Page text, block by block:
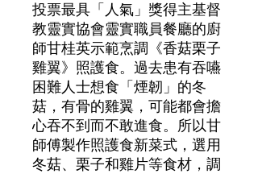
投票最具「人氣」獎得主基督
教靈實協會靈實職員餐廳的廚
師甘桂英示範烹調《香菇栗子
雞翼》照護食。過去患有吞嚥
困難人士想食「煙韌」的冬
菇，有骨的雞翼，可能都會擔
心吞不到而不敢進食。所以甘
師傅製作照護食新菜式，選用
冬菇、栗子和雞片等食材，調